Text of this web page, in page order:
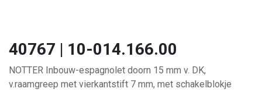
40767 | 10-014.166.00
NOTTER Inbouw-espagnolet doorn 15 mm v. DK,
v.raamgreep met vierkantstift 7 mm, met schakelblokje